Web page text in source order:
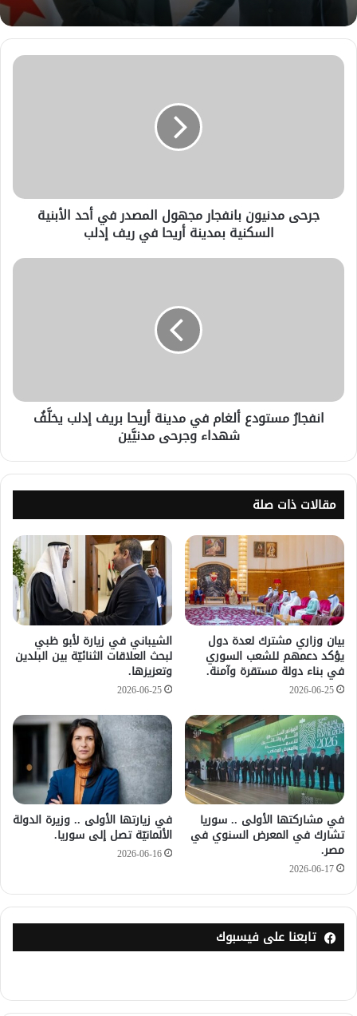
جرحى مدنيون بانفجار مجهول المصدر في أحد الأبنية
السكنية بمدينة أريحا في ريف إدلب
انفجارُ مستودع ألغام في مدينة أريحا بريف إدلب يخلَّفُ
شهداء وجرحى مدنيَّين
مقالات ذات صلة
بيان وزاري مشترك لعدة دول
يؤكد دعمهم للشعب السوري
في بناء دولة مستقرة وآمنة.
2026-06-25
الشيباني في زيارة لأبو ظبي
لبحث العلاقات الثنائيّة بين البلدين
وتعزيزها.
2026-06-25
في مشاركتها الأولى .. سوريا
تشارك في المعرض السنوي في
مصر.
2026-06-17
في زيارتها الأولى .. وزيرة الدولة
الألمانيّة تصل إلى سوريا.
2026-06-16
تابعنا على فيسبوك